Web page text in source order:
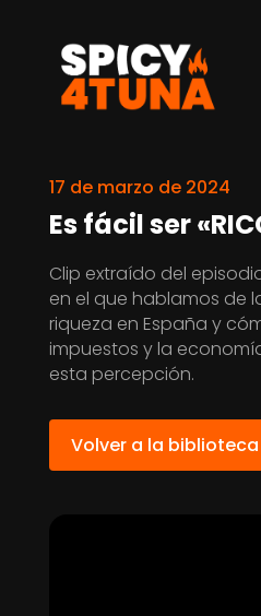
17 de marzo de 2024
Es fácil ser
Clip extraído del
en el que hablamos de
riqueza en España y
impuestos y la
esta percepción.
Volver a la biblioteca